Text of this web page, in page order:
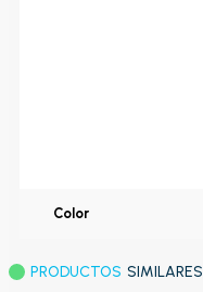
Color
PRODUCTOS SIMILARES